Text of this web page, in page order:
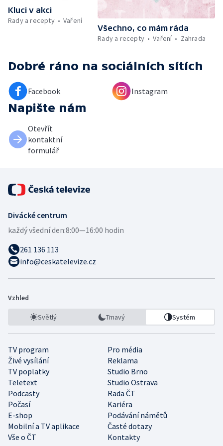
Kluci v akci
Rady a recepty
Vaření
Všechno, co mám ráda
Rady a recepty
Vaření Zahrada
Dobré ráno na sociálních sítích
Facebook Instagram
Napište nám
Otevřít
kontaktní
formulář
Divácké centrum
každý všední den:8:00—16:00 hodin
261 136 113
info@ceskatelevize.cz
Vzhled
Světlý Tmavý Systém
TV program
Pro média
Živé vysílání
Reklama
TV poplatky
Studio Brno
Teletext
Studio Ostrava
Podcasty
Rada ČT
Počasí
Kariéra
E-shop
Podávání námětů
Mobilní a TV aplikace
Časté dotazy
Vše o ČT
Kontakty